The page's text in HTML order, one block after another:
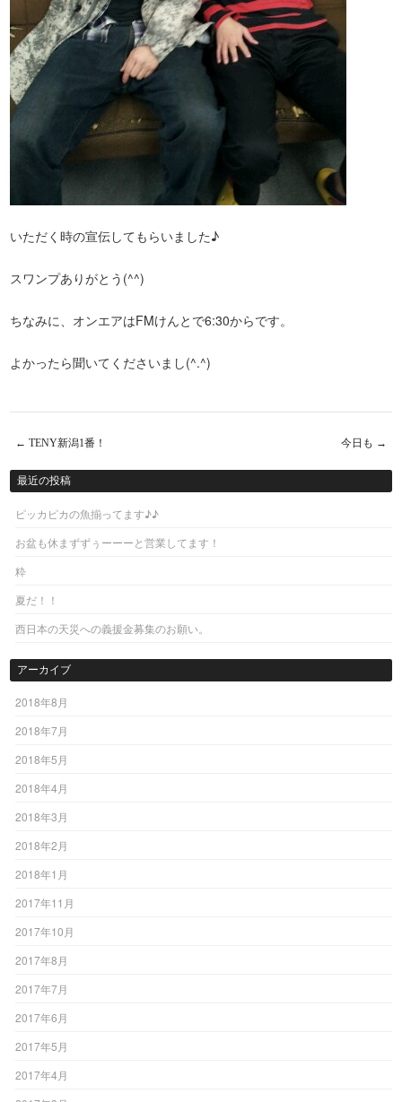
いただく時の宣伝してもらいました♪
スワンプありがとう(^^)
ちなみに、オンエアはFMけんとで6:30からです。
よかったら聞いてくださいまし(^.^)
Post navigation
← TENY新潟1番！ 今日も →
最近の投稿
ピッカピカの魚揃ってます♪♪
お盆も休まずずぅーーーと営業してます！
粋
夏だ！！
西日本の天災への義援金募集のお願い。
アーカイブ
2018年8月
2018年7月
2018年5月
2018年4月
2018年3月
2018年2月
2018年1月
2017年11月
2017年10月
2017年8月
2017年7月
2017年6月
2017年5月
2017年4月